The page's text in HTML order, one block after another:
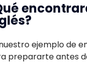
ejemplo de
prepararte antes